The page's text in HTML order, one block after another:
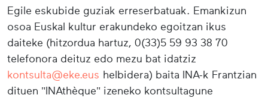
Egile eskubide guziak erreserbatuak. Emankizun
osoa Euskal kultur erakundeko egoitzan ikus
daiteke (hitzordua hartuz, 0(33)5 59 93 38 70
telefonora deituz edo mezu bat idatziz
kontsulta@eke.eus helbidera) baita INA-k Frantzian
dituen "INAthèque" izeneko kontsultagune